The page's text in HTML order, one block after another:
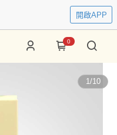
開啟APP
0
1/10